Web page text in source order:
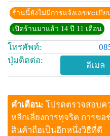
ร้านนี้ยังไม่มีการแจ้งเลขทะเบี
เปิดร้านมาแล้ว 14 ปี 11 เดือน
โทรศัพท์:
ปุ่มติดต่อ:
อีเมล
คำเตือน: โปรดตรวจสอบค
หลีกเลี่ยงการทุจริต การขอ
สินค้าถือเป็นอีกหนึ่งวิธีที่ดี